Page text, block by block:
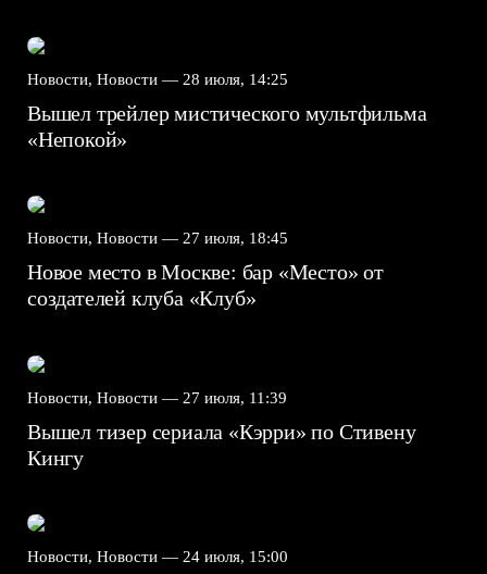
Новости, Новости — 28 июля, 14:25
Вышел трейлер мистического мультфильма
«Непокой»
Новости, Новости — 27 июля, 18:45
Новое место в Москве: бар «Место» от
создателей клуба «Клуб»
Новости, Новости — 27 июля, 11:39
Вышел тизер сериала «Кэрри» по Стивену
Кингу
Новости, Новости — 24 июля, 15:00